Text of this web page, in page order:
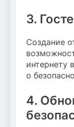
3.
Создание
интернету
о
4.